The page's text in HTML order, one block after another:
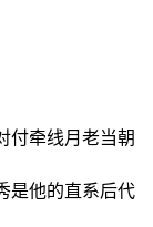
付牵线月老当朝
是他的直系后代